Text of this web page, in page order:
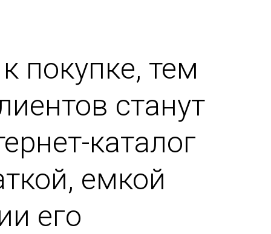
покупке, тем
станут
каталог
емкой
его